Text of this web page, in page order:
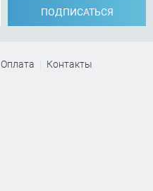
ПОДПИСАТЬСЯ
Оплата
Контакты